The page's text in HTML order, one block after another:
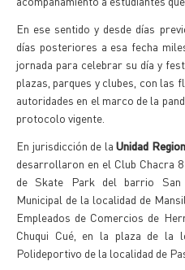
En ese sentido y desde días
días posteriores a esa fecha
jornada para celebrar su día y
plazas, parques y clubes, con las
autoridades en el marco de la
protocolo vigente.
En jurisdicción de la Unidad
desarrollaron en el Club Chacra
de Skate Park del barrio San
Municipal de la localidad de
Empleados de Comercios de
Chuqui Cué, en la plaza de la
Polideportivo de la localidad de